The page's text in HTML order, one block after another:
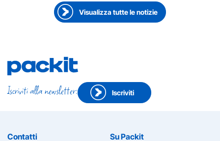
Visualizza tutte le notizie
Iscriviti alla newsletter: Iscriviti
Contatti Su Packit